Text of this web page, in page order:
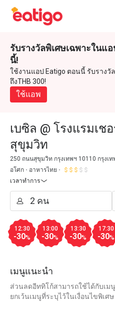
รับรางวัลพิเศษเฉพาะในแ
นี้!
ใช้งานแอป Eatigo ตอนนี้ รับรางวั
ถึงTHB 300!
ใช้แอพ
เบซิล @ โรงแรมเ
สุขุมวิท
250 ถนนสุขุมวิท กรุงเทพฯ 10110 กรุงเท
อโศก
อาหารไทย
เวลาทำการ
12:30
-30%
13:00
-30%
13:30
-30%
17:30
-30%
เมนูแนะนำ
ส่วนลดอีททิโก้สามารถใช้ได้กับเม
ยกเว้นเมนูที่ระบุไว้ในเงื่อนไขพิเศษ